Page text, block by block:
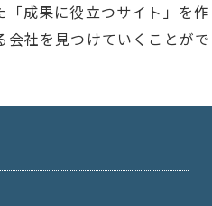
「成果に役立つサイト」を作
社を見つけていくことがで